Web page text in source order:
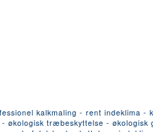
kalkmaling - rent indeklima -
træbeskyttelse - økologisk